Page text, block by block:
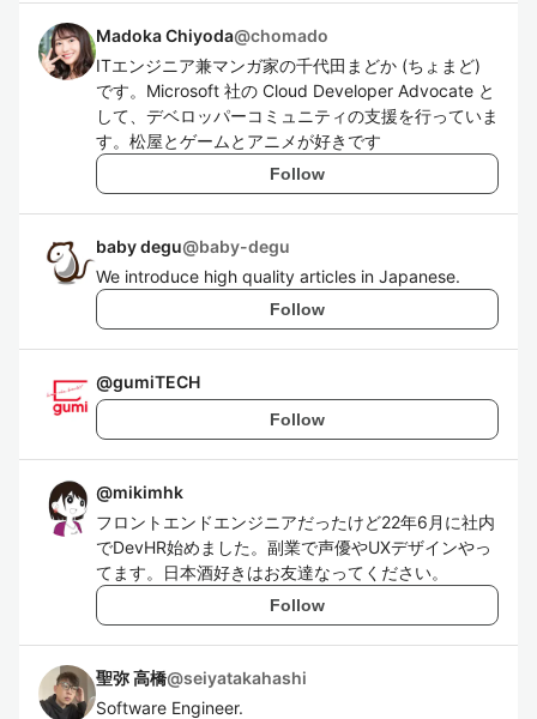
Madoka Chiyoda@chomado
ITエンジニア兼マンガ家の千代田まどか (ちょまど)
です。Microsoft 社の Cloud Developer Advocate と
して、デベロッパーコミュニティの支援を行っていま
す。松屋とゲームとアニメが好きです
Follow
baby degu@baby-degu
We introduce high quality articles in Japanese.
Follow
@gumiTECH
Follow
@mikimhk
フロントエンドエンジニアだったけど22年6月に社内
でDevHR始めました。副業で声優やUXデザインやっ
てます。日本酒好きはお友達なってください。
Follow
聖弥 高橋@seiyatakahashi
Software Engineer.